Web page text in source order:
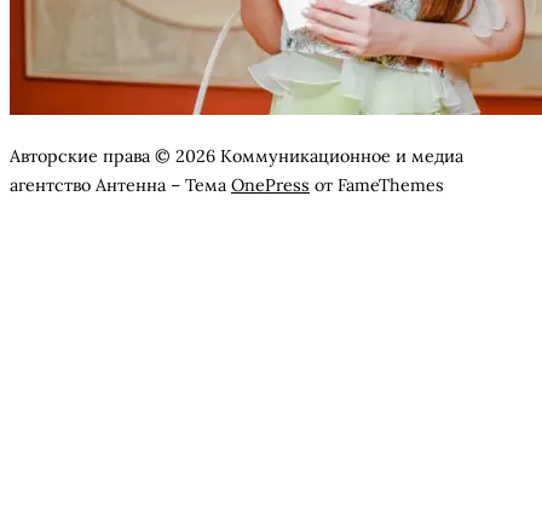
Авторские права © 2026 Коммуникационное и медиа
агентство Антенна – Тема OnePress от FameThemes